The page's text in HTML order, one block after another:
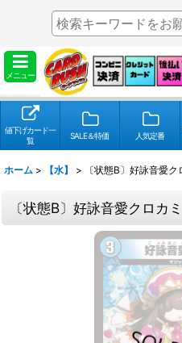
メニュー
値下げカード一
覧
SALE＆特価 人気定番
ホーム > 【水】 > 〔状態B〕好詠音愛
〔状態B〕好詠音愛クロカ